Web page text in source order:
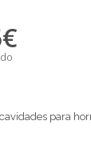
€
para